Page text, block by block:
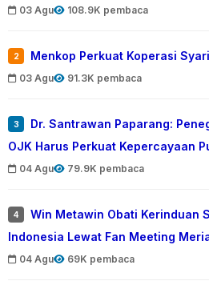
03 Agu 108.9K pembaca
2 Menkop Perkuat Koperasi
03 Agu 91.3K pembaca
3
Dr. Santrawan Paparang:
OJK Harus Perkuat Kepercayaan
04 Agu 79.9K pembaca
4
Win Metawin Obati Kerinduan
Indonesia Lewat Fan Meeting
04 Agu 69K pembaca